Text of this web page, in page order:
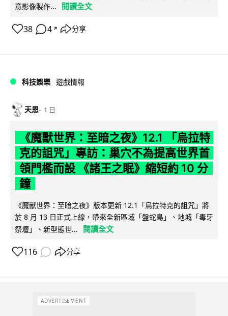
意影像製作...
閱讀全文
38 4 ↗ 分享
科技娛樂 遊戲情報
天恩 1 日
《魔獸世界：至暗之夜》12.1 「烏拉特
克的詛咒」專訪：巢穴不為提高世界首
領門檻而設 《諸王之眠》縮短約 10 分
鐘
《魔獸世界：至暗之夜》版本更新 12.1「烏拉特克的詛咒」將
於 8 月 13 日正式上線，帶來全新區域「盤蛇島」、地城「毒牙
祭壇」、新型態世...
閱讀全文
116 分享
ADVERTISEMENT